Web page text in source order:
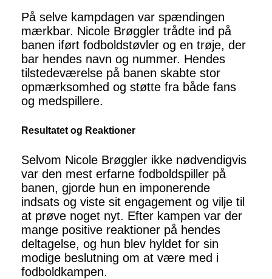
På selve kampdagen var spændingen
mærkbar. Nicole Brøggler trådte ind på
banen iført fodboldstøvler og en trøje, der
bar hendes navn og nummer. Hendes
tilstedeværelse på banen skabte stor
opmærksomhed og støtte fra både fans
og medspillere.
Resultatet og Reaktioner
Selvom Nicole Brøggler ikke nødvendigvis
var den mest erfarne fodboldspiller på
banen, gjorde hun en imponerende
indsats og viste sit engagement og vilje til
at prøve noget nyt. Efter kampen var der
mange positive reaktioner på hendes
deltagelse, og hun blev hyldet for sin
modige beslutning om at være med i
fodboldkampen.